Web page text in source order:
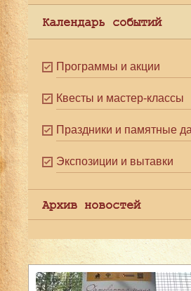
Календарь событий
Программы и акции
Квесты и мастер-классы
Праздники и памятные
Экспозиции и вытавки
Архив новостей